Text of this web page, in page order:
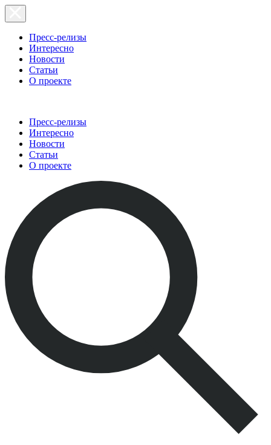
Пресс-релизы
Интересно
Новости
Статьи
О проекте
Пресс-релизы
Интересно
Новости
Статьи
О проекте